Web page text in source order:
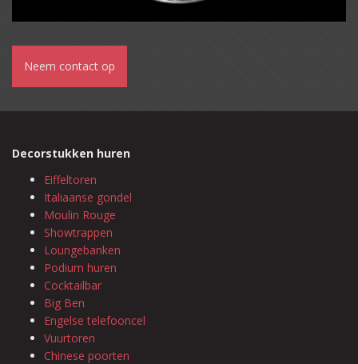
Neem contact op
Decorstukken huren
Eiffeltoren
Italiaanse gondel
Moulin Rouge
Showtrappen
Loungebanken
Podium huren
Cocktailbar
Big Ben
Engelse telefooncel
Vuurtoren
Chinese poorten